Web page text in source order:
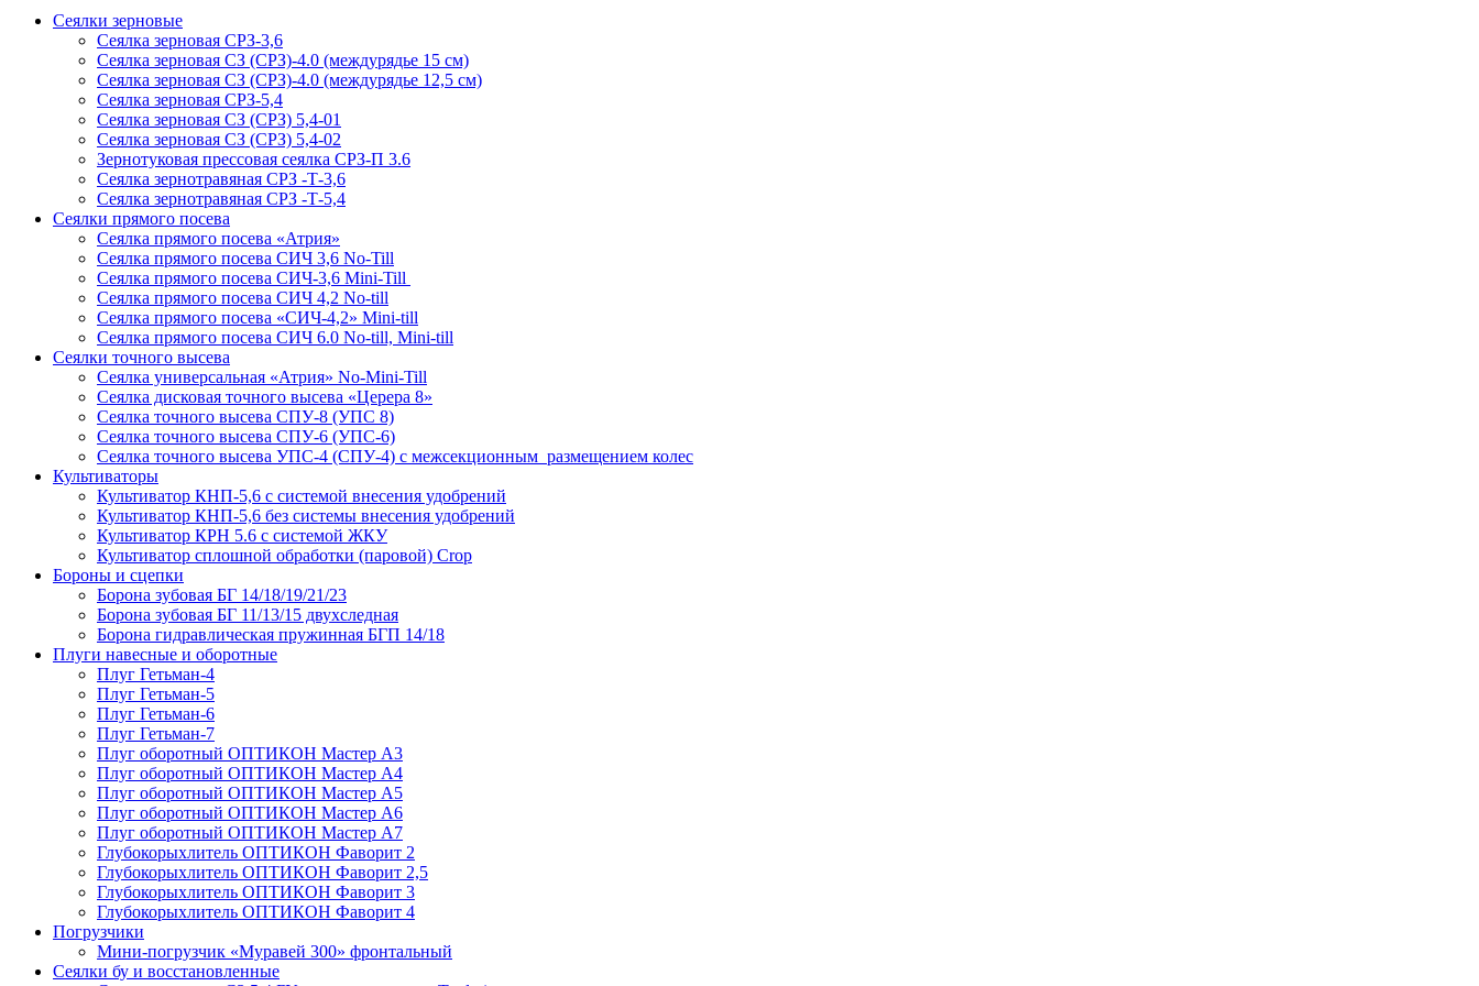
Сеялки зерновые
Сеялка зерновая СРЗ-3,6
Сеялка зерновая СЗ (СРЗ)-4.0 (междурядье 15 см)
Сеялка зерновая СЗ (СРЗ)-4.0 (междурядье 12,5 см)
Сеялка зерновая СРЗ-5,4
Сеялка зерновая СЗ (СРЗ) 5,4-01
Сеялка зерновая СЗ (СРЗ) 5,4-02
Зернотуковая прессовая сеялка СРЗ-П 3.6
Сеялка зернотравяная СРЗ -Т-3,6
Сеялка зернотравяная СРЗ -Т-5,4
Сеялки прямого посева
Сеялка прямого посева «Атрия»
Сеялка прямого посева СИЧ 3,6 No-Till
Сеялка прямого посева СИЧ-3,6 Mini-Till
Сеялка прямого посева СИЧ 4,2 No-till
Сеялка прямого посева «СИЧ-4,2» Mini-till
Сеялка прямого посева СИЧ 6.0 No-till, Mini-till
Сеялки точного высева
Сеялка универсальная «Атрия» No-Mini-Till
Сеялка дисковая точного высева «Церера 8»
Сеялка точного высева СПУ-8 (УПС 8)
Сеялка точного высева СПУ-6 (УПС-6)
Сеялка точного высева УПС-4 (СПУ-4) с межсекционным размещением колес
Культиваторы
Культиватор КНП-5,6 с системой внесения удобрений
Культиватор КНП-5,6 без системы внесения удобрений
Культиватор КРН 5.6 с системой ЖКУ
Культиватор сплошной обработки (паровой) Crop
Бороны и сцепки
Борона зубовая БГ 14/18/19/21/23
Борона зубовая БГ 11/13/15 двухследная
Борона гидравлическая пружинная БГП 14/18
Плуги навесные и оборотные
Плуг Гетьман-4
Плуг Гетьман-5
Плуг Гетьман-6
Плуг Гетьман-7
Плуг оборотный ОПТИКОН Мастер А3
Плуг оборотный ОПТИКОН Мастер А4
Плуг оборотный ОПТИКОН Мастер А5
Плуг оборотный ОПТИКОН Мастер А6
Плуг оборотный ОПТИКОН Мастер А7
Глубокорыхлитель ОПТИКОН Фаворит 2
Глубокорыхлитель ОПТИКОН Фаворит 2,5
Глубокорыхлитель ОПТИКОН Фаворит 3
Глубокорыхлитель ОПТИКОН Фаворит 4
Погрузчики
Мини-погрузчик «Муравей 300» фронтальный
Сеялки бу и восстановленные